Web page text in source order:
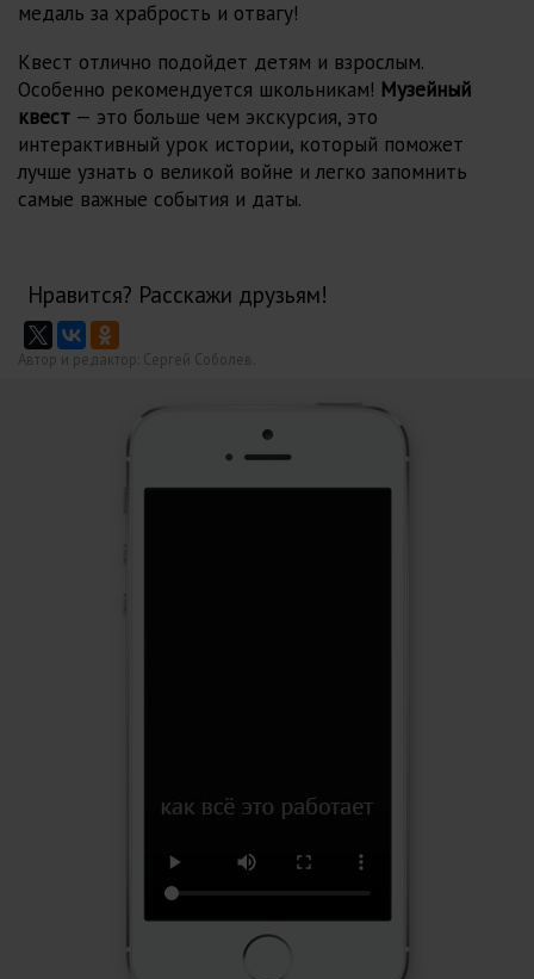
медаль за храбрость и отвагу!
Квест отлично подойдет детям и взрослым.
Особенно рекомендуется школьникам! Музейный
квест — это больше чем экскурсия, это
интерактивный урок истории, который поможет
лучше узнать о великой войне и легко запомнить
самые важные события и даты.
Нравится? Расскажи друзьям!
Автор и редактор: Сергей Соболев.